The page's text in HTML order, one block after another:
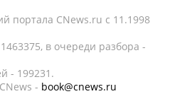
портала CNews.ru c 11.1998
в очереди разбора -
- 199231.
- book@cnews.ru